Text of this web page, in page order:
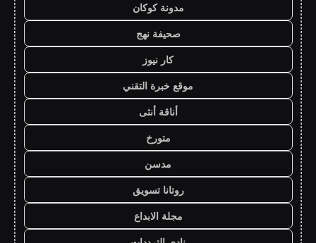
مدونة كوكان
صحيفة نهج
كار نيوز
موقع خبرة التقني
أناقة أنثى
متورخ
مدسن
روتانا تسويق
مجلة الابداع